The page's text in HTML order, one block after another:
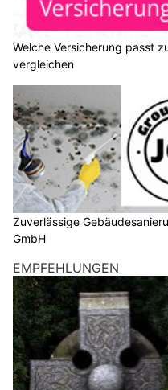
Welche Versicherung passt
vergleichen
Zuverlässige
GmbH
EMPFEHLUNGEN